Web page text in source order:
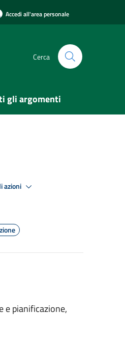
Accedi all'area personale
Cerca
gli argomenti
azioni
e pianificazione,